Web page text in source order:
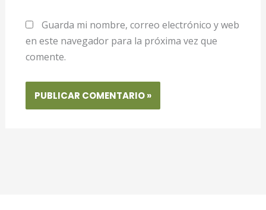
Guarda mi nombre, correo electrónico y web
en este navegador para la próxima vez que
comente.